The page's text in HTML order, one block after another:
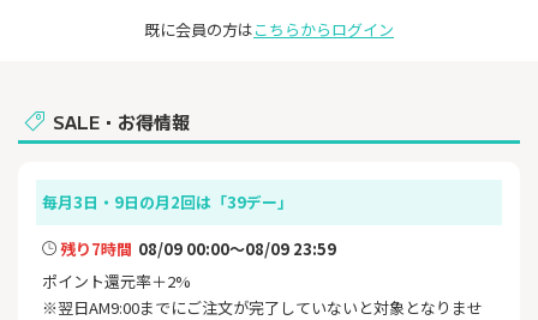
既に会員の方はこちらからログイン
SALE・お得情報
毎月3日・9日の月2回は「39デー」
残り7時間 08/09 00:00～08/09 23:59
ポイント還元率＋2%
※翌日AM9:00までにご注文が完了していないと対象となりませ